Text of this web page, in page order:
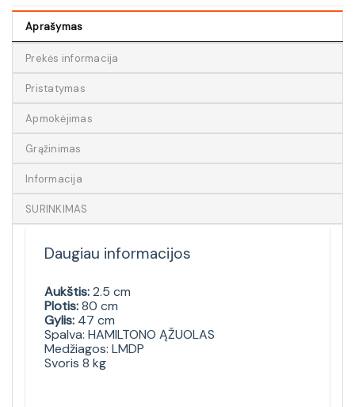
Aprašymas
Prekės informacija
Pristatymas
Apmokėjimas
Grąžinimas
Informacija
SURINKIMAS
Daugiau informacijos
Aukštis:2.5 cm
Plotis:80 cm
Gylis: 47 cm
Spalva: HAMILTONO ĄŽUOLAS
Medžiagos: LMDP
Svoris 8 kg